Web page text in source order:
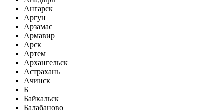
Ангарск
Аргун
Арзамас
Армавир
Арск
Артем
Архангельск
Астрахань
Ачинск
Б
Байкальск
Балабаново